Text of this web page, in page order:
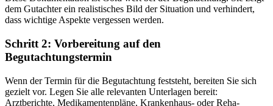
dem Gutachter ein realistisches Bild der Situation und verhindert,
dass wichtige Aspekte vergessen werden.
Schritt 2: Vorbereitung auf den
Begutachtungstermin
Wenn der Termin für die Begutachtung feststeht, bereiten Sie sich
gezielt vor. Legen Sie alle relevanten Unterlagen bereit:
Arztberichte, Medikamentenpläne, Krankenhaus- oder Reha-